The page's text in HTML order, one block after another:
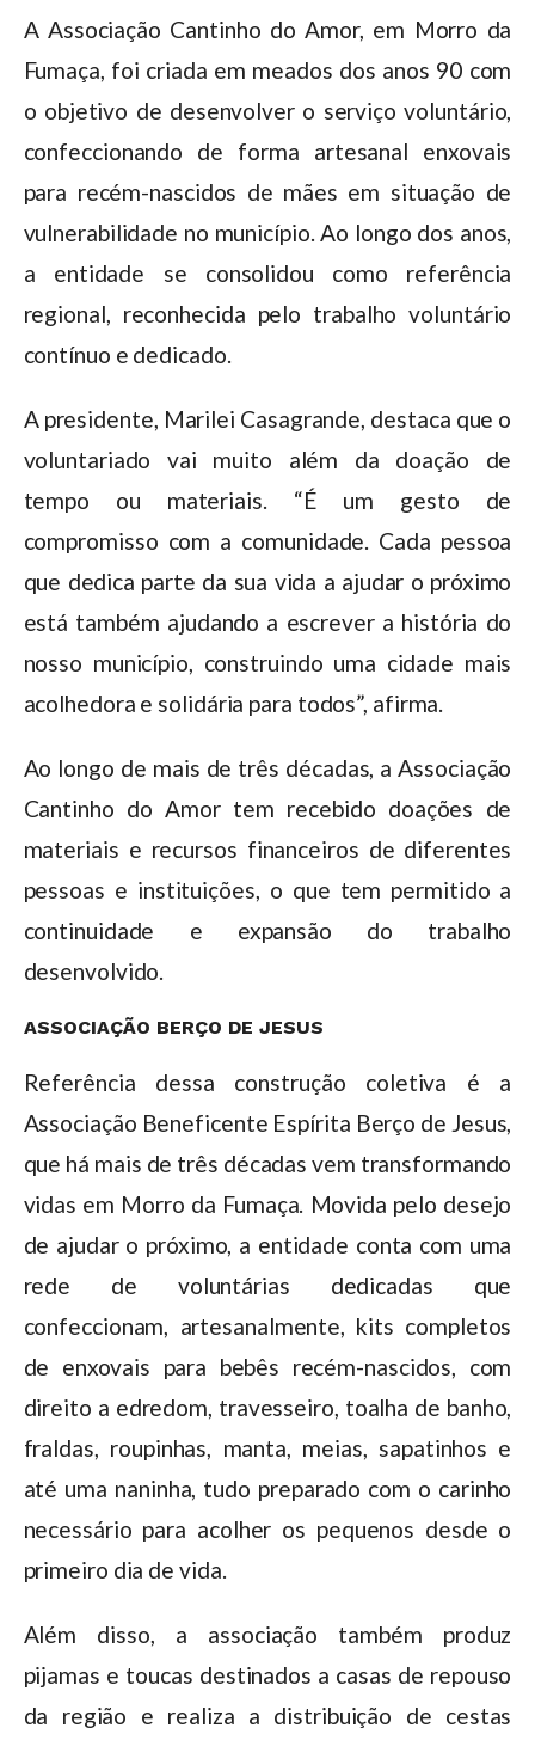
A Associação Cantinho do Amor, em Morro da
Fumaça, foi criada em meados dos anos 90 com
o objetivo de desenvolver o serviço voluntário,
confeccionando de forma artesanal enxovais
para recém-nascidos de mães em situação de
vulnerabilidade no município. Ao longo dos anos,
a entidade se consolidou como referência
regional, reconhecida pelo trabalho voluntário
contínuo e dedicado.
A presidente, Marilei Casagrande, destaca que o
voluntariado vai muito além da doação de
tempo ou materiais. “É um gesto de
compromisso com a comunidade. Cada pessoa
que dedica parte da sua vida a ajudar o próximo
está também ajudando a escrever a história do
nosso município, construindo uma cidade mais
acolhedora e solidária para todos”, afirma.
Ao longo de mais de três décadas, a Associação
Cantinho do Amor tem recebido doações de
materiais e recursos financeiros de diferentes
pessoas e instituições, o que tem permitido a
continuidade e expansão do trabalho
desenvolvido.
ASSOCIAÇÃO BERÇO DE JESUS
Referência dessa construção coletiva é a
Associação Beneficente Espírita Berço de Jesus,
que há mais de três décadas vem transformando
vidas em Morro da Fumaça. Movida pelo desejo
de ajudar o próximo, a entidade conta com uma
rede de voluntárias dedicadas que
confeccionam, artesanalmente, kits completos
de enxovais para bebês recém-nascidos, com
direito a edredom, travesseiro, toalha de banho,
fraldas, roupinhas, manta, meias, sapatinhos e
até uma naninha, tudo preparado com o carinho
necessário para acolher os pequenos desde o
primeiro dia de vida.
Além disso, a associação também produz
pijamas e toucas destinados a casas de repouso
da região e realiza a distribuição de cestas